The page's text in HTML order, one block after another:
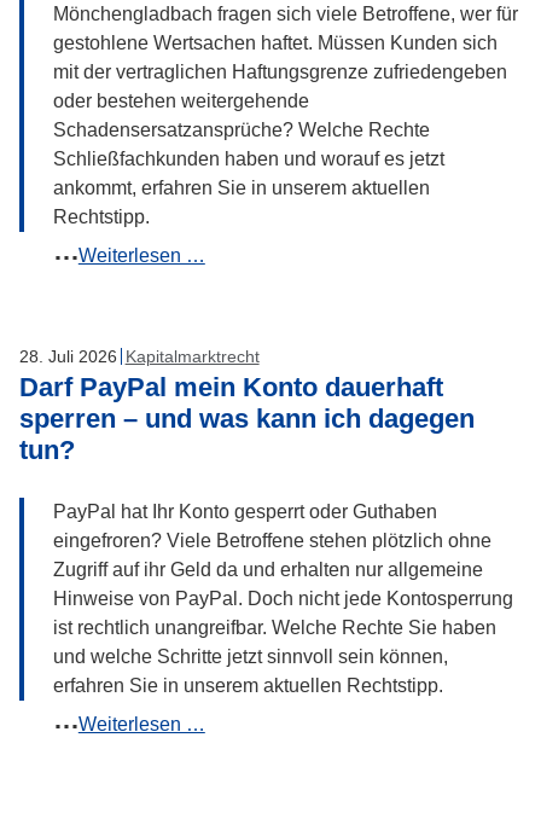
eines
Fake-
Supports
geworden
sind?
Mönchengladbach fragen sich viele Betroffene, wer für
gestohlene Wertsachen haftet. Müssen Kunden sich
mit der vertraglichen Haftungsgrenze zufriedengeben
oder bestehen weitergehende
Schadensersatzansprüche? Welche Rechte
Schließfachkunden haben und worauf es jetzt
ankommt, erfahren Sie in unserem aktuellen
Rechtstipp.
Weiterlesen …
–
welche
Rechte
gegenüber
der
Sparkasse?
28 Juli 2026 Kapitalmarktrecht
Darf PayPal mein Konto dauerhaft
sperren – und was kann ich dagegen
tun?
PayPal hat Ihr Konto gesperrt oder Guthaben
eingefroren? Viele Betroffene stehen plötzlich ohne
Zugriff auf ihr Geld da und erhalten nur allgemeine
Hinweise von PayPal. Doch nicht jede Kontosperrung
ist rechtlich unangreifbar. Welche Rechte Sie haben
und welche Schritte jetzt sinnvoll sein können,
erfahren Sie in unserem aktuellen Rechtstipp.
Weiterlesen …